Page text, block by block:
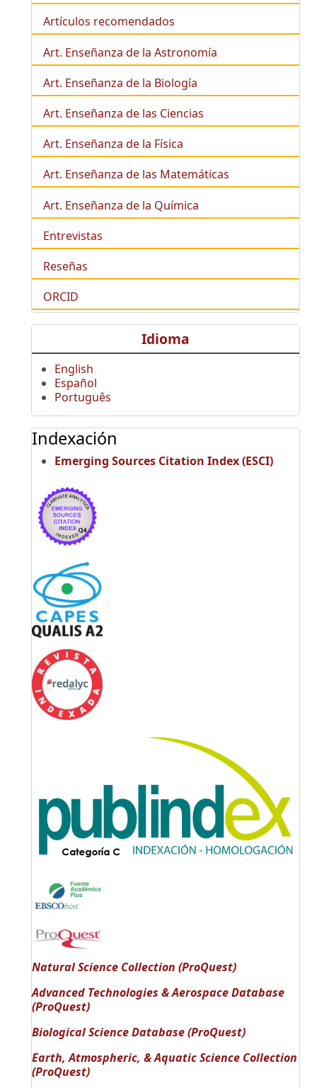
Artículos recomendados
Art. Enseñanza de la Astronomía
Art. Enseñanza de la Biología
Art. Enseñanza de las Ciencias
Art. Enseñanza de la Física
Art. Enseñanza de las Matemáticas
Art. Enseñanza de la Química
Entrevistas
Reseñas
ORCID
Idioma
English
Español
Português
Indexación
Emerging Sources Citation Index (ESCI)
Natural Science Collection (ProQuest)
Advanced Technologies & Aerospace Database
(ProQuest)
Biological Science Database (ProQuest)
Earth, Atmospheric, & Aquatic Science Collection
(ProQuest)